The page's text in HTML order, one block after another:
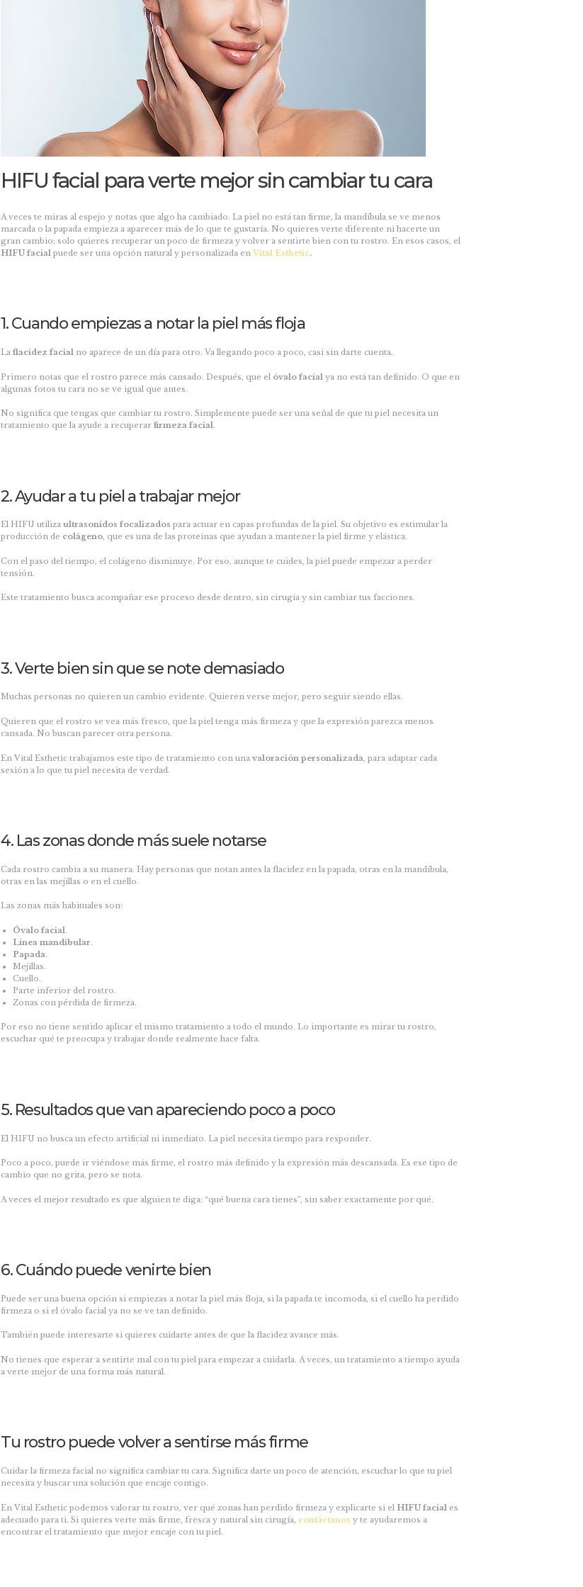
HIFU facial para verte mejor sin cambiar tu cara
A veces te miras al espejo y notas que algo ha cambiado. La piel no está tan firme, la mandíbula se ve menos
marcada o la papada empieza a aparecer más de lo que te gustaría. No quieres verte diferente ni hacerte un
gran cambio; solo quieres recuperar un poco de firmeza y volver a sentirte bien con tu rostro. En esos casos, el
HIFU facial puede ser una opción natural y personalizada enVital Esthetic.
1. Cuando empiezas a notar la piel más floja
La flacidez facial no aparece de un día para otro. Va llegando poco a poco, casi sin darte cuenta.
Primero notas que el rostro parece más cansado. Después, que el óvalo facial ya no está tan definido. O que en
algunas fotos tu cara no se ve igual que antes.
No significa que tengas que cambiar tu rostro. Simplemente puede ser una señal de que tu piel necesita un
tratamiento que la ayude a recuperar firmeza facial.
2. Ayudar a tu piel a trabajar mejor
El HIFU utiliza ultrasonidos focalizados para actuar en capas profundas de la piel. Su objetivo es estimular la
producción de colágeno, que es una de las proteínas que ayudan a mantener la piel firme y elástica.
Con el paso del tiempo, el colágeno disminuye. Por eso, aunque te cuides, la piel puede empezar a perder
tensión.
Este tratamiento busca acompañar ese proceso desde dentro, sin cirugía y sin cambiar tus facciones.
3. Verte bien sin que se note demasiado
Muchas personas no quieren un cambio evidente. Quieren verse mejor, pero seguir siendo ellas.
Quieren que el rostro se vea más fresco, que la piel tenga más firmeza y que la expresión parezca menos
cansada. No buscan parecer otra persona.
En Vital Esthetic trabajamos este tipo de tratamiento con una valoración personalizada , para adaptar cada
sesión a lo que tu piel necesita de verdad.
4. Las zonas donde más suele notarse
Cada rostro cambia a su manera. Hay personas que notan antes la flacidez en la papada, otras en la mandíbula,
otras en las mejillas o en el cuello.
Las zonas más habituales son:
Óvalo facial.
Línea mandibular.
Papada.
Mejillas.
Cuello.
Parte inferior del rostro.
Zonas con pérdida de firmeza.
Por eso no tiene sentido aplicar el mismo tratamiento a todo el mundo. Lo importante es mirar tu rostro,
escuchar qué te preocupa y trabajar donde realmente hace falta.
5. Resultados que van apareciendo poco a poco
El HIFU no busca un efecto artificial ni inmediato. La piel necesita tiempo para responder.
Poco a poco, puede ir viéndose más firme, el rostro más definido y la expresión más descansada. Es ese tipo de
cambio que no grita, pero se nota.
A veces el mejor resultado es que alguien te diga: “qué buena cara tienes”, sin saber exactamente por qué.
6. Cuándo puede venirte bien
Puede ser una buena opción si empiezas a notar la piel más floja, si la papada te incomoda, si el cuello ha perdido
firmeza o si el óvalo facial ya no se ve tan definido.
También puede interesarte si quieres cuidarte antes de que la flacidez avance más.
No tienes que esperar a sentirte mal con tu piel para empezar a cuidarla. A veces, un tratamiento a tiempo ayuda
a verte mejor de una forma más natural.
Tu rostro puede volver a sentirse más firme
Cuidar la firmeza facial no significa cambiar tu cara. Significa darte un poco de atención, escuchar lo que tu piel
necesita y buscar una solución que encaje contigo.
En Vital Esthetic podemos valorar tu rostro, ver qué zonas han perdido firmeza y explicarte si el HIFU facial es
adecuado para ti. Si quieres verte más firme, fresca y natural sin cirugía, contáctanos y te ayudaremos a
encontrar el tratamiento que mejor encaje con tu piel.